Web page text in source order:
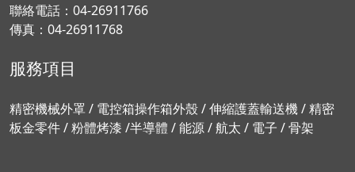
聯絡電話： 04-26911766
傳真：04-26911768
服務項目
精密機械外罩 / 電控箱操作箱外殼 / 伸縮護蓋輸送機 / 精密
板金零件 / 粉體烤漆 /半導體 / 能源 / 航太 / 電子 / 骨架